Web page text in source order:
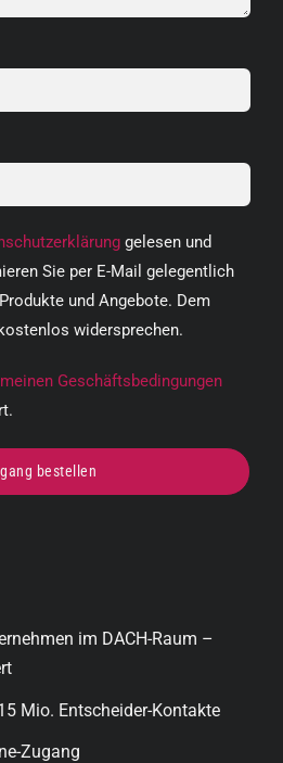
im DACH-Raum –
Mio. Entscheider-Kontakte
Zugang
gelesen und
Sie per E-Mail gelegentlich
und Angebote. Dem
widersprechen.
Geschäftsbedingungen